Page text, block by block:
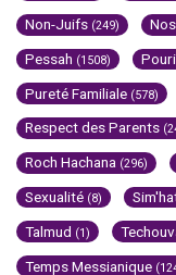
Non-Juifs (249)
Pessah (1508)
Pureté Familiale (578)
Respect des Parents
Roch Hachana (296)
Sexualité (8)
Talmud (1)
Temps Messianique